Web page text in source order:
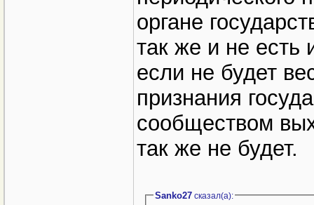
органе
так же и не
если не будет
признания
сообществом
так же не будет.
Sanko27сказал(a):